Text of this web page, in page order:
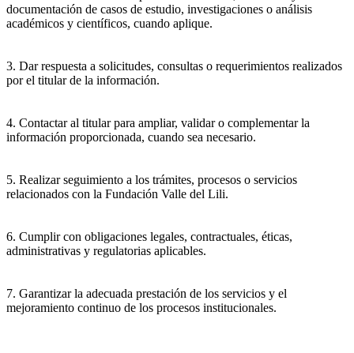
documentación de casos de estudio, investigaciones o análisis
académicos y científicos, cuando aplique.
3. Dar respuesta a solicitudes, consultas o requerimientos realizados
por el titular de la información.
4. Contactar al titular para ampliar, validar o complementar la
información proporcionada, cuando sea necesario.
5. Realizar seguimiento a los trámites, procesos o servicios
relacionados con la Fundación Valle del Lili.
6. Cumplir con obligaciones legales, contractuales, éticas,
administrativas y regulatorias aplicables.
7. Garantizar la adecuada prestación de los servicios y el
mejoramiento continuo de los procesos institucionales.